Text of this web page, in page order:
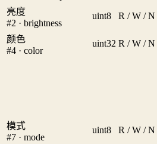
亮度
#2 · brightness
uint8 R / W / N
颜色
#4 · color
uint32 R / W / N
模式
#7 · mode
uint8 R / W / N